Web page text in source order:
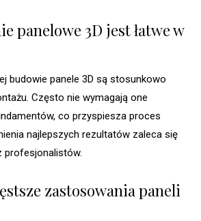
panelowe 3D jest łatwe w
budowie panele 3D są stosunkowo
Często nie wymagają one
co przyspiesza proces
najlepszych rezultatów zaleca się
profesjonalistów.
zastosowania paneli